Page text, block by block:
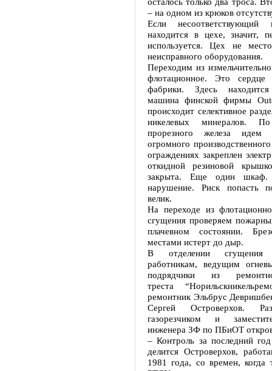
– на одном из крюков
Если несоответствующий
находится в цехе, значит,
используется. Цех не
неисправного оборудования.
Переходим из
флотационное. Это сердце
фабрики. Здесь
машина финской фирмы
происходит селективное
никелевых минералов.
прорезного железа идем
огромного
ограждениях закреплен
откидной резиновой
закрыта. Еще один
нарушение. Риск попасть
велик.
На переходе из
сгущения проверяем
плачевном состоянии.
местами истерт до дыр.
В отделении
работникам, ведущим
подрядчики из ремонтно-
треста
ремонтник Эльбрус
Сергей Островерхов.
газорезчиком и
инженера ЗФ по ПБиОТ
– Контроль за последний
делится Островерхов,
1981 года, со времен, когда